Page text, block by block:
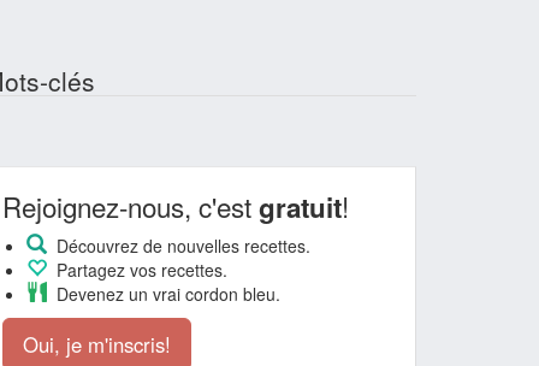
clés
Rejoignez-nous, c'estgratuit!
Découvrez de nouvelles recettes.
Partagez vos recettes.
Devenez un vrai cordon bleu.
Oui, je m'inscris!